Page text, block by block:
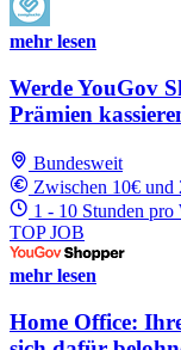
mehr lesen
Werde YouGov
Prämien
Bundesweit
Zwischen 10€ und
1 - 10 Stunden pro
TOP JOB
mehr lesen
Home Office: